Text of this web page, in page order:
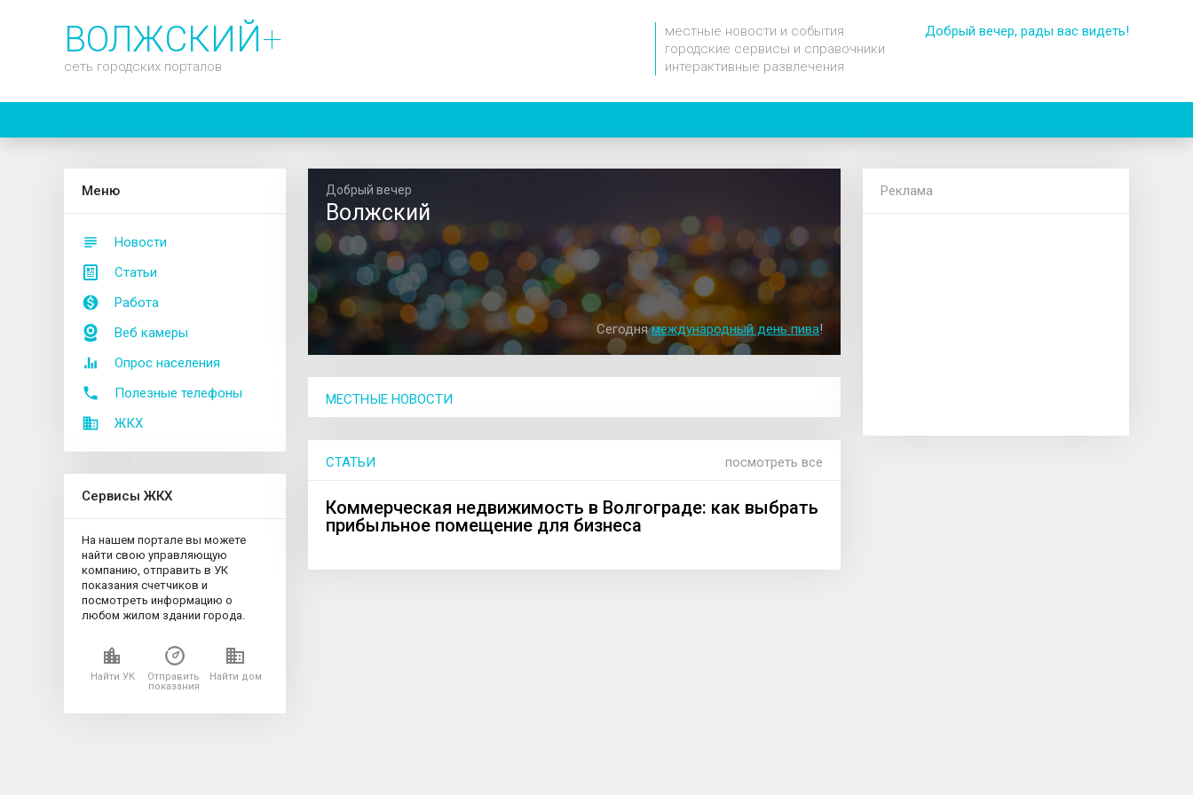
ВОЛЖСКИЙ+
сеть городских порталов
местные новости и события
городские сервисы и справочники
интерактивные развлечения
Добрый вечер, рады вас видеть!
Меню
Новости
Статьи
Работа
Веб камеры
Опрос населения
Полезные телефоны
ЖКХ
Сервисы ЖКХ
На нашем портале вы можете
найти свою управляющую
компанию, отправить в УК
показания счетчиков и
посмотреть информацию о
любом жилом здании города.
Найти УК
Отправить
показания
Найти дом
Добрый вечер
Волжский
Сегоднямеждународный день пива!
МЕСТНЫЕ НОВОСТИ
СТАТЬИ посмотреть все
Коммерческая недвижимость в Волгограде: как выбрать
прибыльное помещение для бизнеса
Реклама